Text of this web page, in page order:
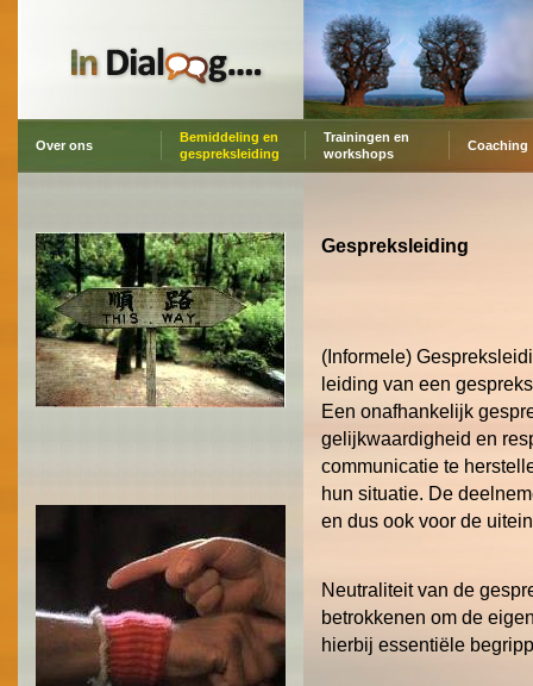
Over ons
Bemiddeling en
gespreksleiding
Trainingen en
workshops
Coaching
Gespreksleiding
(Informele)
leiding van een
Een onafhankelijk
gelijkwaardigheid en
communicatie te
hun situatie. De
en dus ook voor de
Neutraliteit van de
betrokkenen om de
hierbij essentiële